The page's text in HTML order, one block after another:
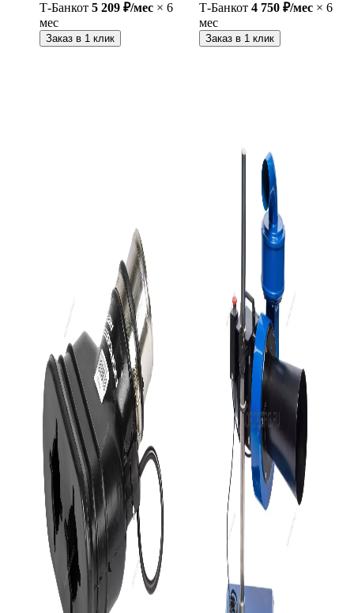
Т-Банкот 5 209 ₽/мес × 6
мес
Заказ в 1 клик
Т-Банкот 4 750 ₽/мес× 6
мес
Заказ в 1 клик